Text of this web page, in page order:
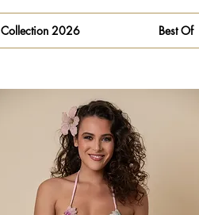
Collection 2026 Best Of